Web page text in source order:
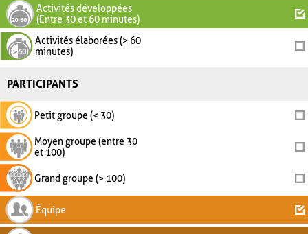
Activités développées
(Entre 30 et 60 minutes)
Activités élaborées (> 60
minutes)
PARTICIPANTS
Petit groupe (< 30)
Moyen groupe (entre 30
et 100)
Grand groupe (> 100)
Équipe